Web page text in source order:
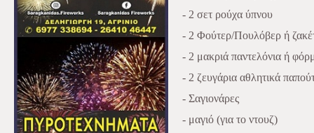
- 2 σετ ρούχα ύπνου
- 2 Φούτερ/Πουλόβερ ή
- 2 μακριά παντελόνια ή
- 2 ζευγάρια αθλητικά
- Σαγιονάρες
- μαγιό (για το ντουζ)